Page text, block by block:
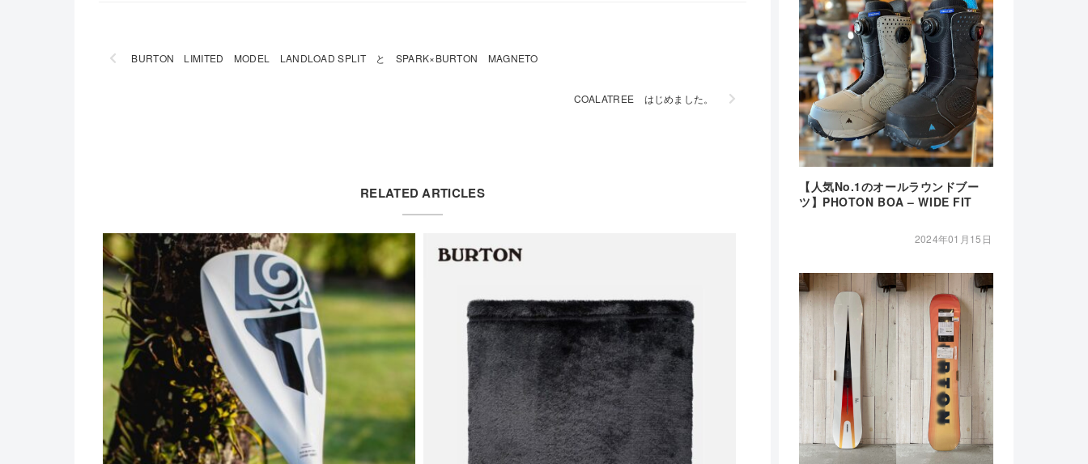
BURTON LIMITED MODEL LANDLOAD SPLIT と SPARK×BURTON MAGNETO
COALATREE はじめました。
RELATED ARTICLES
【人気No.1のオールラウンドブー
ツ】PHOTON BOA – WIDE FIT
2024年01月15日